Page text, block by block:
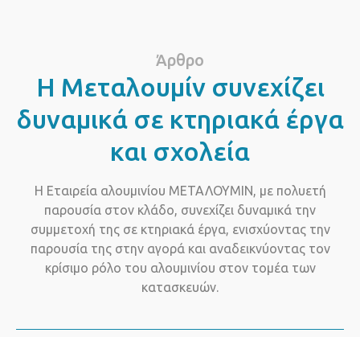
Άρθρο
Η Μεταλουμίν συνεχίζει
δυναμικά σε κτηριακά έργα
και σχολεία
Η Εταιρεία αλουμινίου ΜΕΤΑΛΟΥΜΙΝ, με πολυετή
παρουσία στον κλάδο, συνεχίζει δυναμικά την
συμμετοχή της σε κτηριακά έργα, ενισχύοντας την
παρουσία της στην αγορά και αναδεικνύοντας τον
κρίσιμο ρόλο του αλουμινίου στον τομέα των
κατασκευών.